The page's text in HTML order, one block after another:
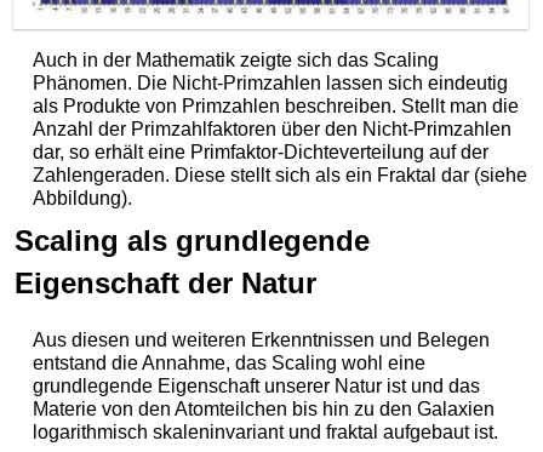
Auch in der Mathematik zeigte sich das Scaling
Phänomen. Die Nicht-Primzahlen lassen sich eindeutig
als Produkte von Primzahlen beschreiben. Stellt man die
Anzahl der Primzahlfaktoren über den Nicht-Primzahlen
dar, so erhält eine Primfaktor-Dichteverteilung auf der
Zahlengeraden. Diese stellt sich als ein Fraktal dar (siehe
Abbildung).
Scaling als grundlegende
Eigenschaft der Natur
Aus diesen und weiteren Erkenntnissen und Belegen
entstand die Annahme, das Scaling wohl eine
grundlegende Eigenschaft unserer Natur ist und das
Materie von den Atomteilchen bis hin zu den Galaxien
logarithmisch skaleninvariant und fraktal aufgebaut ist.